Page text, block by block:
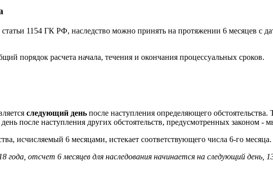
1154 ГК РФ, наследство можно принять на протяжении 6 месяцев с
порядок расчета начала, течения и окончания процессуальных сроков.
следующий день после наступления определяющего
после наступления других обстоятельств, предусмотренных законом -
исчисляемый 6 месяцами, истекает соответствующего числа 6-го месяца.
года, отсчет 6 месяцев для наследования начинается на следующий день,